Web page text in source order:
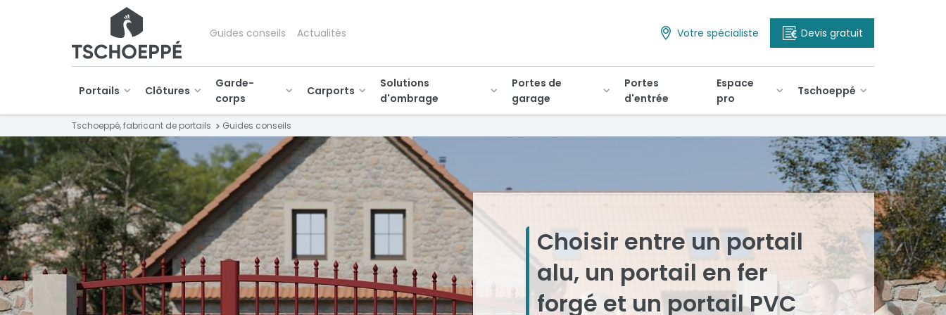
Guides conseils Actualités Votre spécialiste Devis gratuit
Portails Clôtures
Garde-
corps
Carports
Solutions
d'ombrage
Portes de
garage
Portes
d'entrée
Espace
pro
Tschoeppé
Tschoeppé, fabricant de portails Guides conseils
Choisir entre un portail
alu, un portail en fer
forgé et un portail PVC